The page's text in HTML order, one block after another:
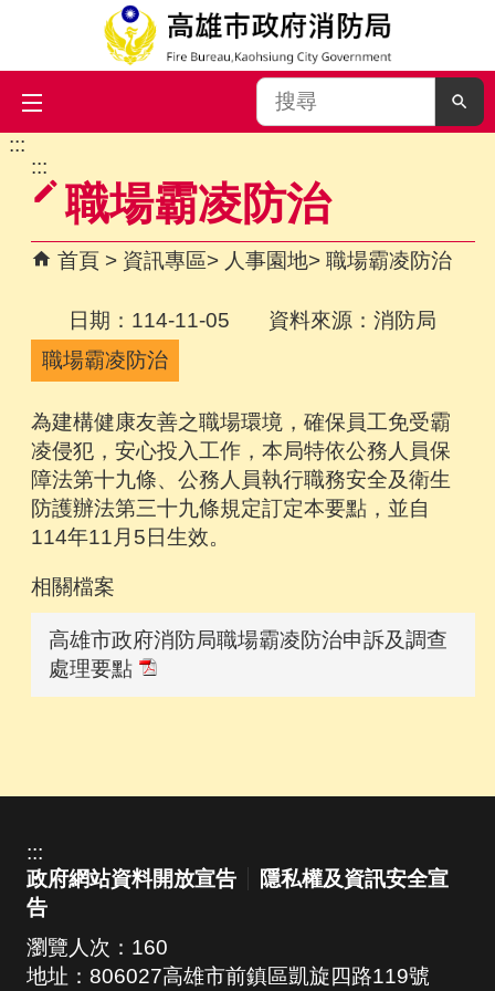
跳到主要內容區塊
搜
尋
:::
:::
職場霸凌防治
首頁 資訊專區 人事園地 職場霸凌防治
日期：114-11-05 資料來源：消防局
職場霸凌防治
為建構健康友善之職場環境，確保員工免受霸
凌侵犯，安心投入工作，本局特依公務人員保
障法第十九條、公務人員執行職務安全及衛生
防護辦法第三十九條規定訂定本要點，並自
114年11月5日生效。
相關檔案
高雄市政府消防局職場霸凌防治申訴及調查
處理要點
:::
政府網站資料開放宣告
隱私權及資訊安全宣
告
瀏覽人次： 160
地址：806027高雄市前鎮區凱旋四路119號